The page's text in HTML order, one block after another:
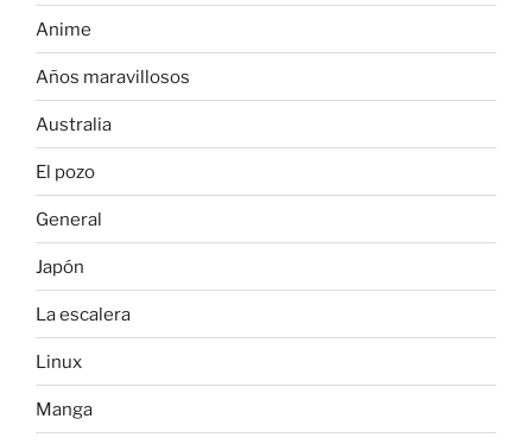
Anime
Años maravillosos
Australia
El pozo
General
Japón
La escalera
Linux
Manga